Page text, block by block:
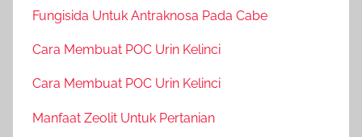
Fungisida Untuk Antraknosa Pada Cabe
Cara Membuat POC Urin Kelinci
Cara Membuat POC Urin Kelinci
Manfaat Zeolit Untuk Pertanian